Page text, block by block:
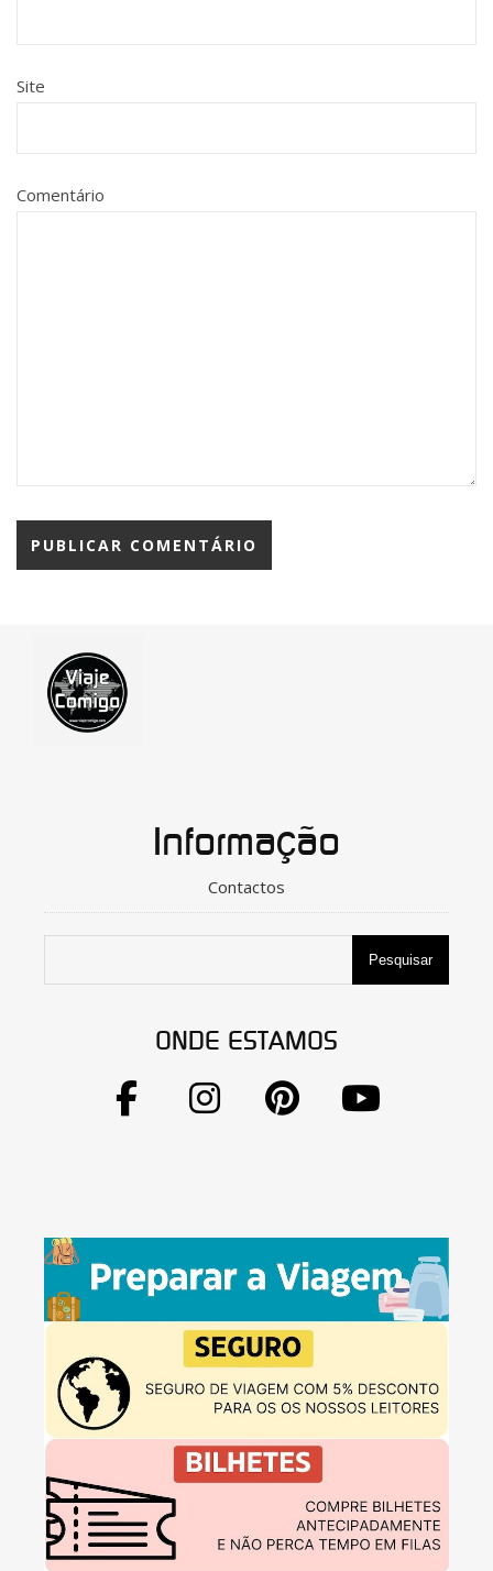
Site
Comentário
Informação
Contactos
Pesquisar
ONDE ESTAMOS